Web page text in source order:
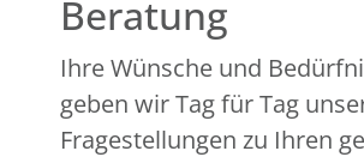
Beratung
Ihre Wünsche und
geben wir Tag für Tag
Fragestellungen zu Ihren